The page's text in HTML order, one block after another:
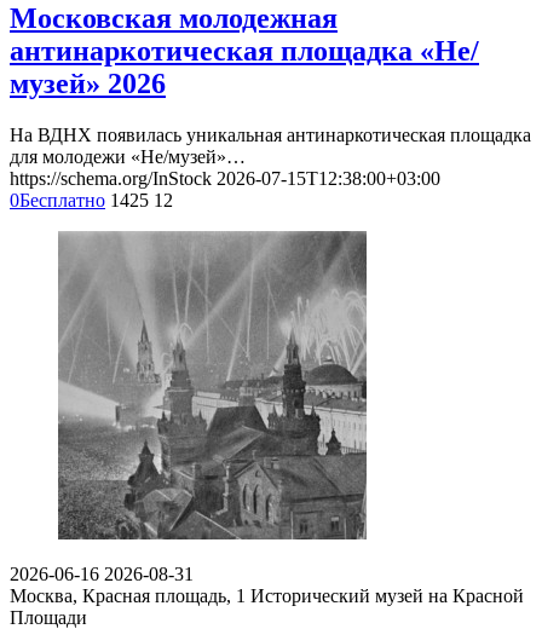
Московская молодежная
антинаркотическая площадка «Не/
музей» 2026
На ВДНХ появилась уникальная антинаркотическая площадка
для молодежи «Не/музей»…
https://schema.org/InStock 2026-07-15T12:38:00+03:00
0Бесплатно 1425 12
2026-06-16 2026-08-31
Москва, Красная площадь, 1 Исторический музей на Красной
Площади